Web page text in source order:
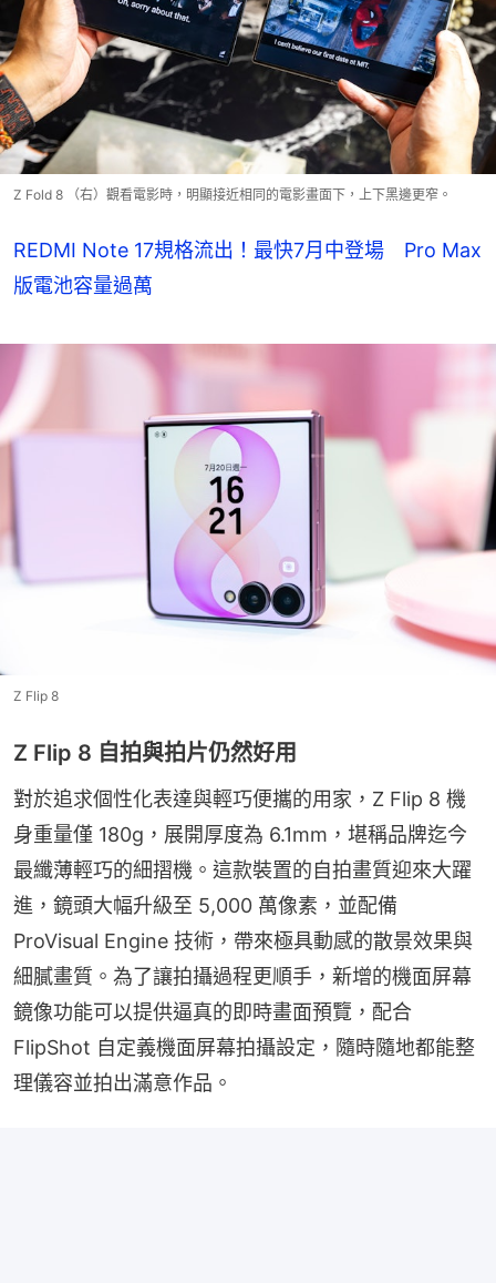
Z Fold 8 （右）觀看電影時，明顯接近相同的電影畫面下，上下黑邊更窄。
REDMI Note 17規格流出！最快7月中登場 Pro Max
版電池容量過萬
Z Flip 8
Z Flip 8 自拍與拍片仍然好用
對於追求個性化表達與輕巧便攜的用家，Z Flip 8 機
身重量僅 180g，展開厚度為 6.1mm，堪稱品牌迄今
最纖薄輕巧的細摺機。這款裝置的自拍畫質迎來大躍
進，鏡頭大幅升級至 5,000 萬像素，並配備
ProVisual Engine 技術，帶來極具動感的散景效果與
細膩畫質。為了讓拍攝過程更順手，新增的機面屏幕
鏡像功能可以提供逼真的即時畫面預覽，配合
FlipShot 自定義機面屏幕拍攝設定，隨時隨地都能整
理儀容並拍出滿意作品。